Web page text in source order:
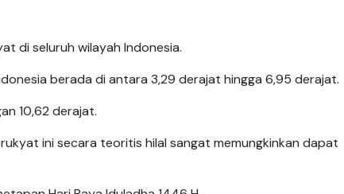
di seluruh wilayah Indonesia.
berada di antara 3,29 derajat hingga 6,95 derajat.
10,62 derajat.
ini secara teoritis hilal sangat memungkinkan dapat